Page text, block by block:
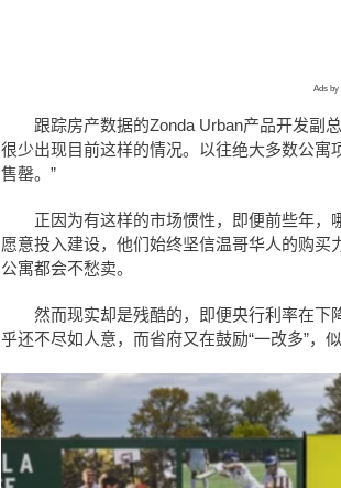
Ads by
跟踪房产数据的Zonda Urban产品开发副
很少出现目前这样的情况。以往绝大多数公
售罄。”
正因为有这样的市场惯性，即便前些年
愿意投入建设，他们始终坚信温哥华人的购买
公寓都会不愁卖。
然而现实却是残酷的，即便央行利率在下
乎还不尽如人意，而省府又在鼓励“一改多”，